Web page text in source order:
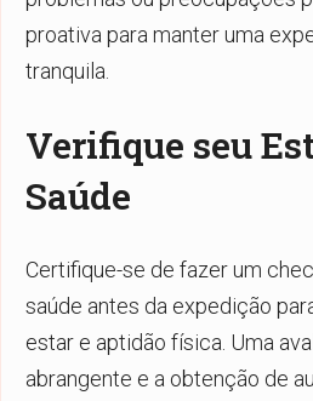
proativa para manter uma
tranquila.
Verifique seu
Saúde
Certifique-se de fazer um
saúde antes da expedição
estar e aptidão física. Uma
abrangente e a obtenção de